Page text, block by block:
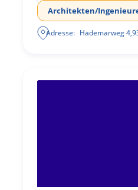
Architekten/
Adresse: Hademarweg 4,